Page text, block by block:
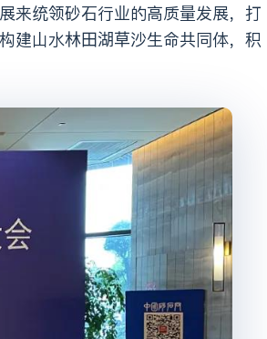
来统领砂石行业的高质量发展，打
建山水林田湖草沙生命共同体，积